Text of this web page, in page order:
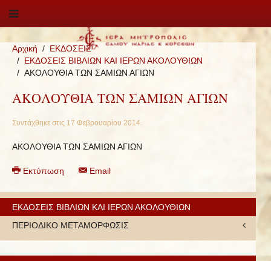
Αρχική
ΕΚΔΟΣΕΙΣ
ΕΚΔΟΣΕΙΣ ΒΙΒΛΙΩΝ ΚΑΙ ΙΕΡΩΝ ΑΚΟΛΟΥΘΙΩΝ
ΑΚΟΛΟΥΘΙΑ ΤΩΝ ΣΑΜΙΩΝ ΑΓΙΩΝ
ΑΚΟΛΟΥΘΙΑ ΤΩΝ ΣΑΜΙΩΝ ΑΓΙΩΝ
Συντάχθηκε στις 17 Φεβρουαρίου 2014.
ΑΚΟΛΟΥΘΙΑ ΤΩΝ ΣΑΜΙΩΝ ΑΓΙΩΝ
Εκτύπωση Email
ΕΚΔΟΣΕΙΣ ΒΙΒΛΙΩΝ ΚΑΙ ΙΕΡΩΝ ΑΚΟΛΟΥΘΙΩΝ
ΠΕΡΙΟΔΙΚΟ ΜΕΤΑΜΟΡΦΩΣΙΣ